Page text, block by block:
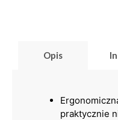
Opis
praktycznie